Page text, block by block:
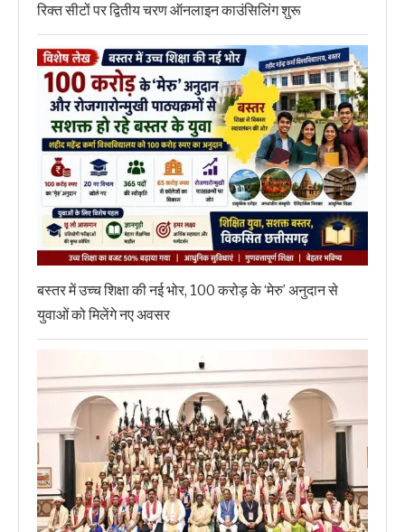
रिक्त सीटों पर द्वितीय चरण ऑनलाइन काउंसिलिंग शुरू
बस्तर में उच्च शिक्षा की नई भोर, 100 करोड़ के ‘मेरु’ अनुदान से
युवाओं को मिलेंगे नए अवसर